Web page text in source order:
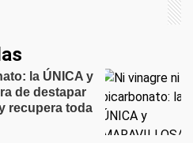
la ÚNICA y
de destapar
recupera toda